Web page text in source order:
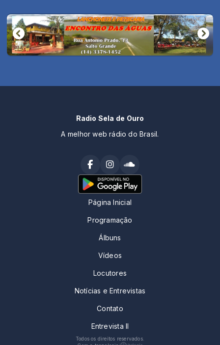
Radio Sela de Ouro
A melhor web rádio do Brasil.
Página Inicial
Programação
Álbuns
Vídeos
Locutores
Notícias e Entrevistas
Contato
Entrevista II
Todos os direitos reservados.